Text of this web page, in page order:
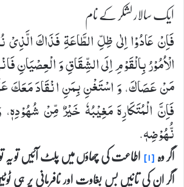
ایک سالار لشکر کے نام
فَاِنْ عَادُوْا اِلٰی ظِلِّ الطَّاعَةِ فَذَاكَ
الْاُمُوْرُ بِالْقَوْمِ اِلَی الشِّقَاقِ وَ الْعِصْیَانِ
مَنْ عَصَاكَ، وَ اسْتَغْنِ بِمَنِ انْقَادَ مَعَكَ
فَاِنَّ الْمُتَكَارِهَ مَغِیْبُهٗ خَیْرٌ مِّنْ
نُّهُوْضِهٖ.
اگر وہ [۱] اطاعت کی چھاؤں میں پلٹ آئیں تو یہ
اگر ان کی تانیں بس بغاوت اور نافرمانی پر ہی